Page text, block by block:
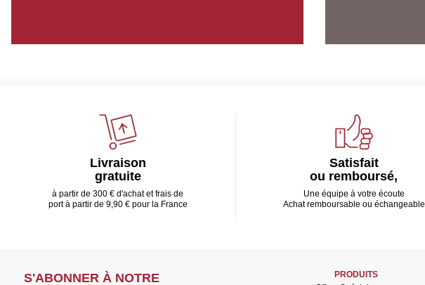
Livraison
gratuite
à partir de 300 € d'achat et frais de
port à partir de 9,90 € pour la France
Satisfait
ou remboursé,
Une équipe à votre écoute
Achat remboursable ou échangeable
S'ABONNER À NOTRE
PRODUITS